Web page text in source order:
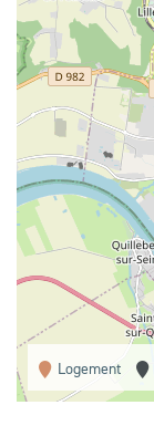
Logement